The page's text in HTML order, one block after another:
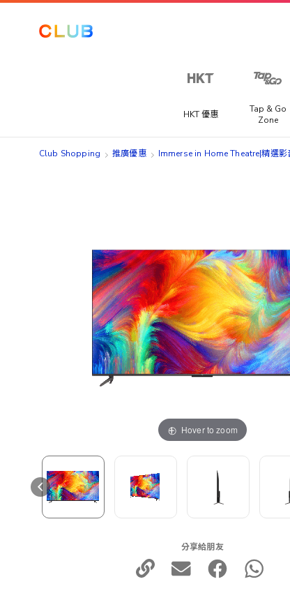
HKT 優惠
Tap & Go
Zone
Club Shopping 推廣優惠 Immerse in Home Theatre|精選影
Hover to zoom
分享給朋友